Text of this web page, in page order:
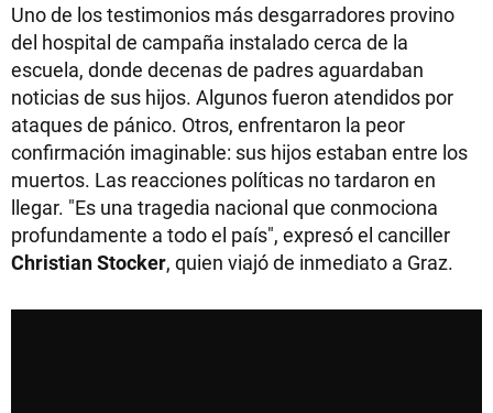
Uno de los testimonios más desgarradores provino
del hospital de campaña instalado cerca de la
escuela, donde decenas de padres aguardaban
noticias de sus hijos. Algunos fueron atendidos por
ataques de pánico. Otros, enfrentaron la peor
confirmación imaginable: sus hijos estaban entre los
muertos. Las reacciones políticas no tardaron en
llegar. "Es una tragedia nacional que conmociona
profundamente a todo el país", expresó el canciller
Christian Stocker, quien viajó de inmediato a Graz.